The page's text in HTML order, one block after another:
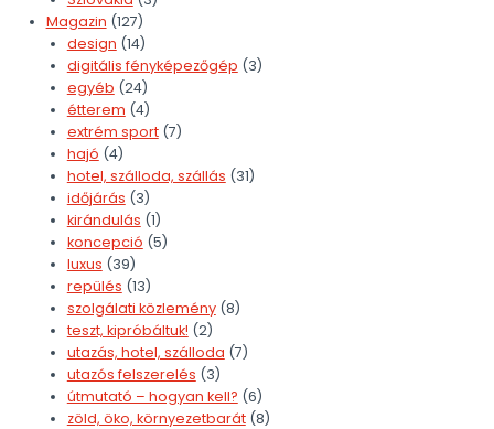
Magazin (127)
design (14)
digitális fényképezőgép (3)
egyéb (24)
étterem (4)
extrém sport(7)
hajó (4)
hotel, szálloda, szállás (31)
időjárás (3)
kirándulás (1)
koncepció (5)
luxus (39)
repülés (13)
szolgálati közlemény(8)
teszt, kipróbáltuk! (2)
utazás, hotel, szálloda (7)
utazós felszerelés (3)
útmutató – hogyan kell? (6)
zöld, öko, környezetbarát(8)